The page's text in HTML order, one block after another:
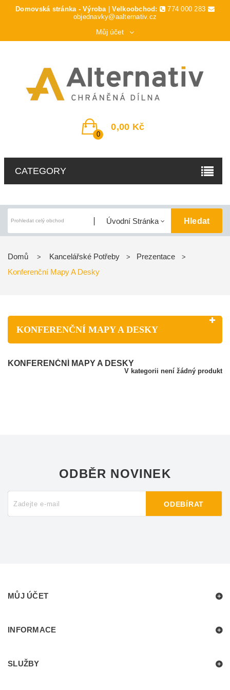
Domovská stránka - Výroba|Velkoobchod:
774 000 283
objednavky@aalternativ.cz
Můj účet
0
0,00 Kč
CATEGORY
Úvodní Stránka Hledat
Domů > Kancelářské Potřeby > Prezentace >
Konferenční Mapy A Desky
KONFERENČNÍ MAPY A DESKY
KONFERENČNÍ MAPY A DESKY
V kategorii není žádný produkt
ODBĚR NOVINEK
ODEBÍRAT
MŮJ ÚČET
INFORMACE
SLUŽBY